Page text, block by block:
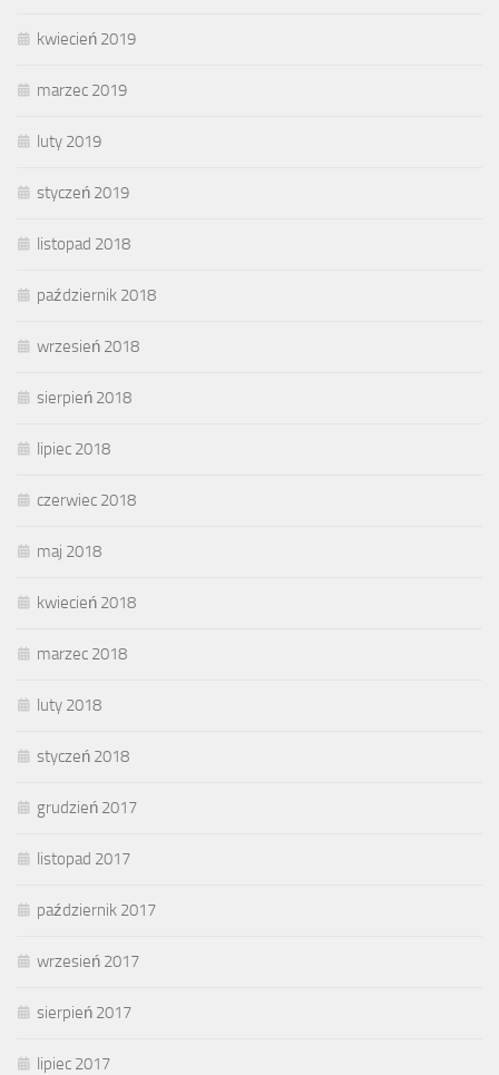
kwiecień 2019
marzec 2019
luty 2019
styczeń 2019
listopad 2018
październik 2018
wrzesień 2018
sierpień 2018
lipiec 2018
czerwiec 2018
maj 2018
kwiecień 2018
marzec 2018
luty 2018
styczeń 2018
grudzień 2017
listopad 2017
październik 2017
wrzesień 2017
sierpień 2017
lipiec 2017